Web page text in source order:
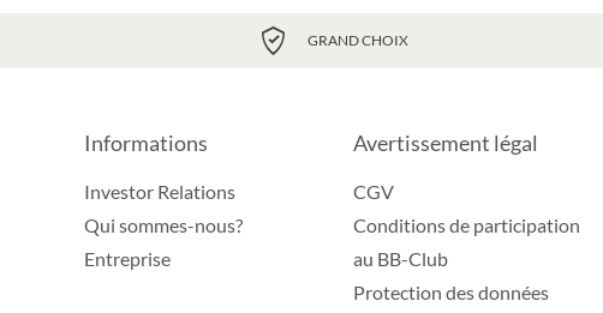
GRAND CHOIX
Informations
Investor Relations
Qui sommes-nous?
Entreprise
Avertissement légal
CGV
Conditions de participation
au BB-Club
Protection des données